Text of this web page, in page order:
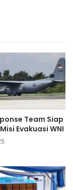
Team Siap
Evakuasi WNI